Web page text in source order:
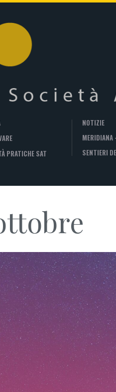
PRATICHE SAT
NOTIZIE
SENTIERI